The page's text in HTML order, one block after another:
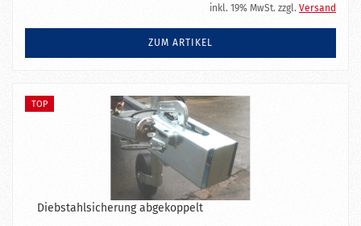
inkl. 19% MwSt. zzgl. Versand
ZUM ARTIKEL
TOP
Diebstahlsicherung abgekoppelt